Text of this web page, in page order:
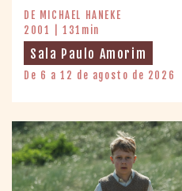
DE MICHAEL HANEKE
2001 | 131min
Sala Paulo Amorim
De 6 a 12 de agosto de 2026